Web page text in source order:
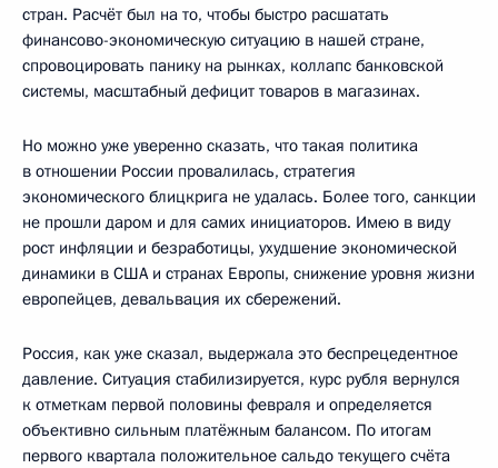
стран. Расчёт был на то, чтобы быстро расшатать
финансово-экономическую ситуацию в нашей стране,
спровоцировать панику на рынках, коллапс банковской
системы, масштабный дефицит товаров в магазинах.
Но можно уже уверенно сказать, что такая политика
в отношении России провалилась, стратегия
экономического блицкрига не удалась. Более того, санкции
не прошли даром и для самих инициаторов. Имею в виду
рост инфляции и безработицы, ухудшение экономической
динамики в США и странах Европы, снижение уровня жизни
европейцев, девальвация их сбережений.
Россия, как уже сказал, выдержала это беспрецедентное
давление. Ситуация стабилизируется, курс рубля вернулся
к отметкам первой половины февраля и определяется
объективно сильным платёжным балансом. По итогам
первого квартала положительное сальдо текущего счёта